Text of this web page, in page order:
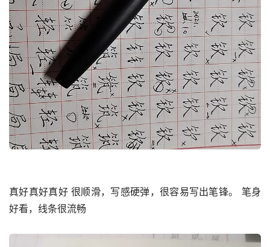
真好真好真好 很顺滑，写感硬弹，很容易写出笔锋。 笔身
好看，线条很流畅